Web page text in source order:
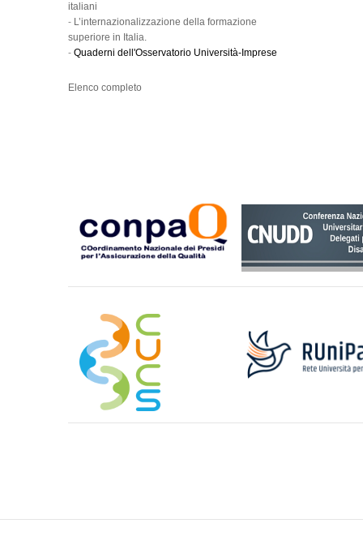
italiani
- L’internazionalizzazione della formazione
superiore in Italia.
- Quaderni dell'Osservatorio Università-Imprese
Elenco completo